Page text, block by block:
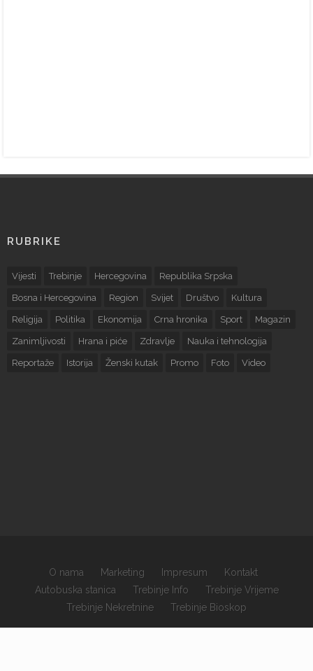
×
RUBRIKE
Vijesti Trebinje Hercegovina Republika Srpska
Bosna i Hercegovina Region Svijet Društvo Kultura
Religija Politika Ekonomija Crna hronika Sport Magazin
Zanimljivosti Hrana i piće Zdravlje Nauka i tehnologija
Reportaže Istorija Ženski kutak Promo Foto Video
O nama Marketing Impresum
Kontakt
Autobuska stanica
Trebinje Info
Trebinje Vrijeme
Trebinje Nekretnine
Trebinje Bioskop
Copyrights © 2026 sva prava zadržana.